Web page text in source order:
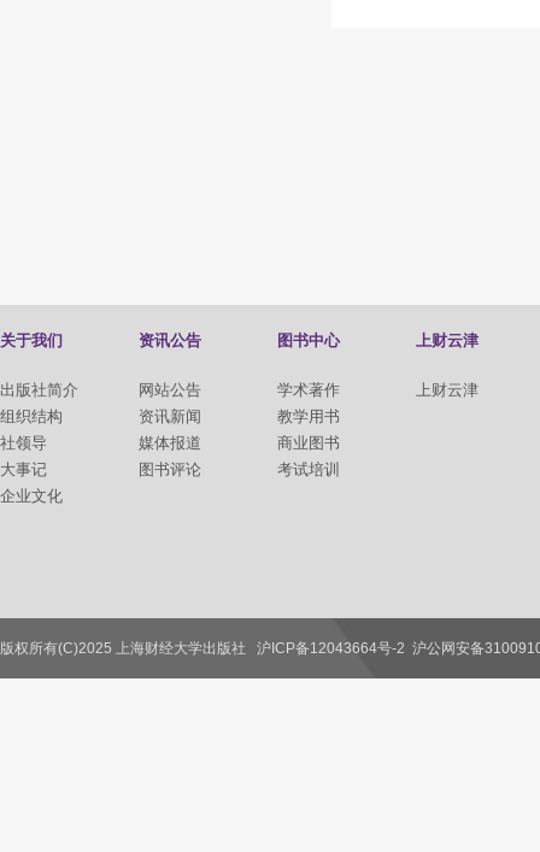
关于我们
出版社简介
组织结构
社领导
大事记
企业文化
资讯公告
网站公告
资讯新闻
媒体报道
图书评论
图书中心
学术著作
教学用书
商业图书
考试培训
上财云津
上财云津
联系我们
版权所有(C)2025 上海财经大学出版社 沪ICP备12043664号-2 沪公网安备